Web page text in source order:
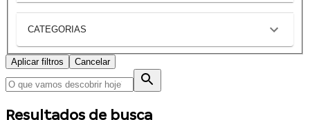
CATEGORIAS
Aplicar filtros Cancelar
Resultados de busca